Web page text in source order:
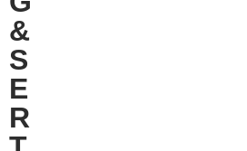
&
S
E
R